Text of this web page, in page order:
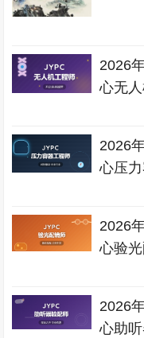
2026
心无
2026
心压
2026
心验
2026
心助